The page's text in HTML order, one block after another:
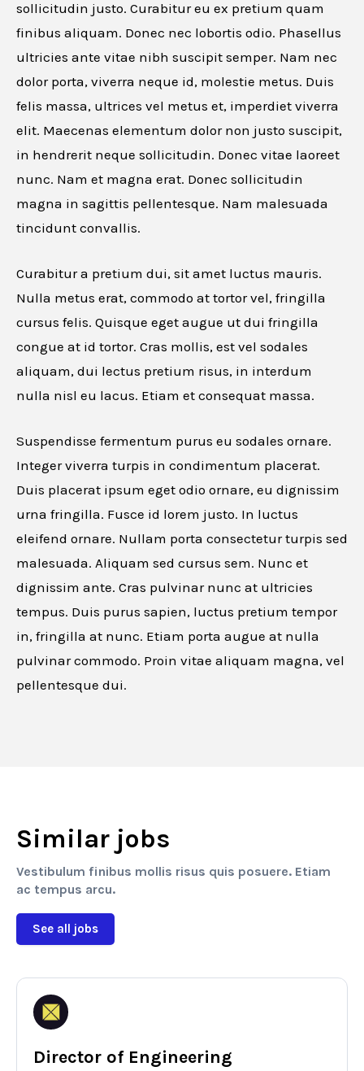
sollicitudin justo. Curabitur eu ex pretium quam
finibus aliquam. Donec nec lobortis odio. Phasellus
ultricies ante vitae nibh suscipit semper. Nam nec
dolor porta, viverra neque id, molestie metus. Duis
felis massa, ultrices vel metus et, imperdiet viverra
elit. Maecenas elementum dolor non justo suscipit,
in hendrerit neque sollicitudin. Donec vitae laoreet
nunc. Nam et magna erat. Donec sollicitudin
magna in sagittis pellentesque. Nam malesuada
tincidunt convallis.
Curabitur a pretium dui, sit amet luctus mauris.
Nulla metus erat, commodo at tortor vel, fringilla
cursus felis. Quisque eget augue ut dui fringilla
congue at id tortor. Cras mollis, est vel sodales
aliquam, dui lectus pretium risus, in interdum
nulla nisl eu lacus. Etiam et consequat massa.
Suspendisse fermentum purus eu sodales ornare.
Integer viverra turpis in condimentum placerat.
Duis placerat ipsum eget odio ornare, eu dignissim
urna fringilla. Fusce id lorem justo. In luctus
eleifend ornare. Nullam porta consectetur turpis sed
malesuada. Aliquam sed cursus sem. Nunc et
dignissim ante. Cras pulvinar nunc at ultricies
tempus. Duis purus sapien, luctus pretium tempor
in, fringilla at nunc. Etiam porta augue at nulla
pulvinar commodo. Proin vitae aliquam magna, vel
pellentesque dui.
Similar jobs
Vestibulum finibus mollis risus quis posuere. Etiam
ac tempus arcu.
See all jobs
Director of Engineering